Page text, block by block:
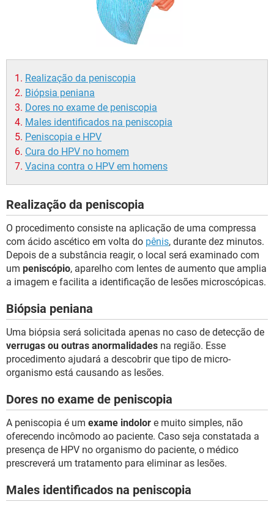
Realização da peniscopia
Biópsia peniana
Dores no exame de peniscopia
Males identificados na peniscopia
Peniscopia e HPV
Cura do HPV no homem
Vacina contra o HPV em homens
Realização da peniscopia
O procedimento consiste na aplicação de uma compressa
com ácido ascético em volta do pênis, durante dez minutos.
Depois de a substância reagir, o local será examinado com
um peniscópio, aparelho com lentes de aumento que amplia
a imagem e facilita a identificação de lesões microscópicas.
Biópsia peniana
Uma biópsia será solicitada apenas no caso de detecção de
verrugas ou outras anormalidades na região. Esse
procedimento ajudará a descobrir que tipo de micro-
organismo está causando as lesões.
Dores no exame de peniscopia
A peniscopia é um exame indolor e muito simples, não
oferecendo incômodo ao paciente. Caso seja constatada a
presença de HPV no organismo do paciente, o médico
prescreverá um tratamento para eliminar as lesões.
Males identificados na peniscopia